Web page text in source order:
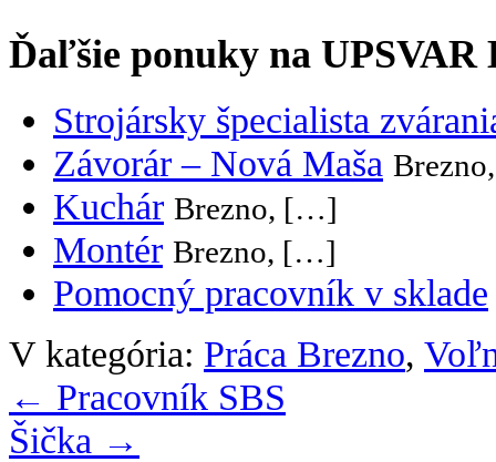
Ďaľšie ponuky na UPSVAR
Strojársky špecialista
Závorár – Nová Maša
Kuchár Brezno, […]
Montér Brezno, […]
Pomocný pracovník v sklade
V kategória: Práca Brezno,
← Pracovník SBS
Šička →